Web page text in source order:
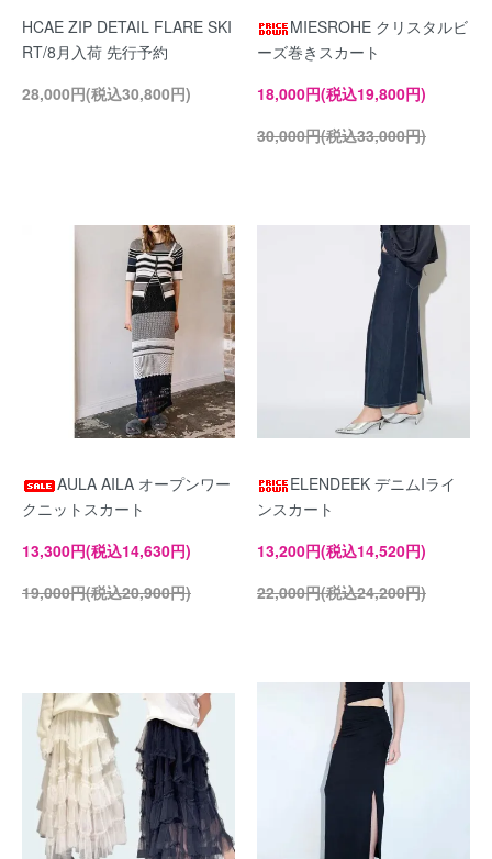
HCAE ZIP DETAIL FLARE SKI
RT/8月入荷 先行予約
28,000円(税込30,800円)
MIESROHE クリスタルビ
ーズ巻きスカート
18,000円(税込19,800円)
30,000円(税込33,000円)
AULA AILA オープンワー
クニットスカート
13,300円(税込14,630円)
19,000円(税込20,900円)
ELENDEEK デニムIライ
ンスカート
13,200円(税込14,520円)
22,000円(税込24,200円)